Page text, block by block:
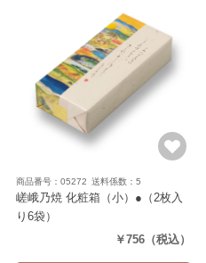
商品番号：05272 送料係数：5
嵯峨乃焼 化粧箱（小）● （2枚入
り6袋）
￥756 （税込）